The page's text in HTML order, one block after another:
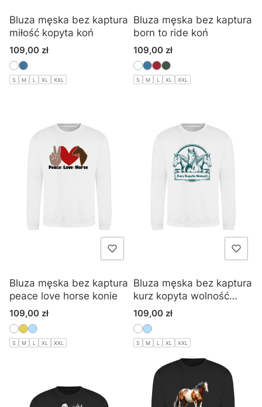
Bluza męska bez kaptura
miłość kopyta koń
Cena
109,00 zł
S M L XL XXL
Bluza męska bez kaptura
born to ride koń
Cena
109,00 zł
S M L XL XXL
Bluza męska bez kaptura
peace love horse konie
Cena
109,00 zł
S M L XL XXL
Bluza męska bez kaptura
kurz kopyta wolność
konie
Cena
109,00 zł
S M L XL XXL